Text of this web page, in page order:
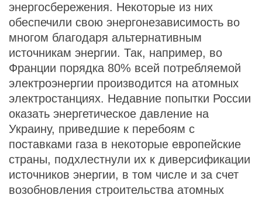
энергосбережения. Некоторые из них
обеспечили свою энергонезависимость во
многом благодаря альтернативным
источникам энергии. Так, например, во
Франции порядка 80% всей потребляемой
электроэнергии производится на атомных
электростанциях. Недавние попытки России
оказать энергетическое давление на
Украину, приведшие к перебоям с
поставками газа в некоторые европейские
страны, подхлестнули их к диверсификации
источников энергии, в том числе и за счет
возобновления строительства атомных